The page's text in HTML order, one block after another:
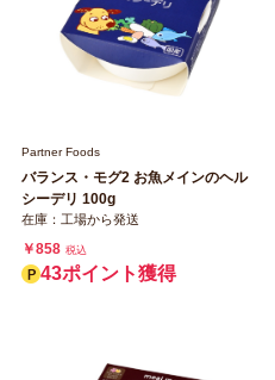
Partner Foods
バランス・モグ2 お魚メインのヘル
シーデリ 100g
在庫：工場から発送
￥858 税込
43ポイント獲得